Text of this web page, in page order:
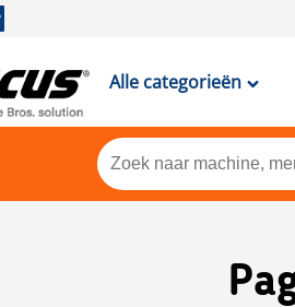
Alle categorieën